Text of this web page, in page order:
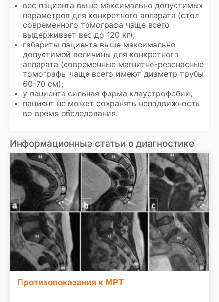
вес пациента выше максимально допустимых
параметров для конкретного аппарата (стол
современного томографа чаще всего
выдерживает вес до 120 кг);
габариты пациента выше максимально
допустимой величины для конкретного
аппарата (современные магнитно-резонасные
томографы чаще всего имеют диаметр трубы
60-70 см);
у пациента сильная форма клаустрофобии;
пациент не может сохранять неподвижность
во время обследования.
Информационные статьи о диагностике
Противопоказания к МРТ